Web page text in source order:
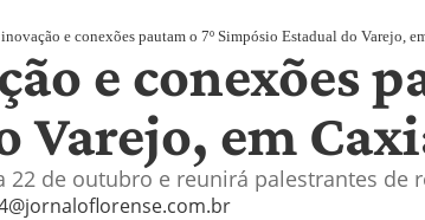
e conexões pautam o 7º Simpósio Estadual do Varejo,
e conexões
Varejo, em
22 de outubro e reunirá palestrantes de